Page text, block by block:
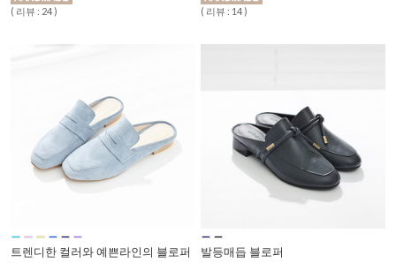
( 리뷰 : 24 ) ( 리뷰 : 14 )
트렌디한 컬러와 예쁜라인의 블로퍼 발등매듭 블로퍼